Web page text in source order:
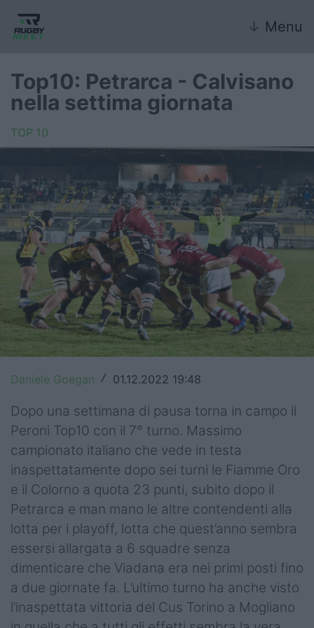
↓ Menu
Nazionali giovanili
Rugby Sevens
FIR
Internazionale
6 Nazioni
United Rugby Championship
Top14
Challenge Cup
World Rugby
Rugby World Cup
Super Rugby
Rugby in TV
Mercato
Serie A Elite
Top10: Petrarca - Calvisano
nella settima giornata
TOP 10
Daniele Goegan / 01.12.2022 19:48
Dopo una settimana di pausa torna in campo il
Peroni Top10 con il 7° turno. Massimo
campionato italiano che vede in testa
inaspettatamente dopo sei turni le Fiamme Oro
e il Colorno a quota 23 punti, subito dopo il
Petrarca e man mano le altre contendenti alla
lotta per i playoff, lotta che quest’anno sembra
essersi allargata a 6 squadre senza
dimenticare che Viadana era nei primi posti fino
a due giornate fa. L’ultimo turno ha anche visto
l’inaspettata vittoria del Cus Torino a Mogliano